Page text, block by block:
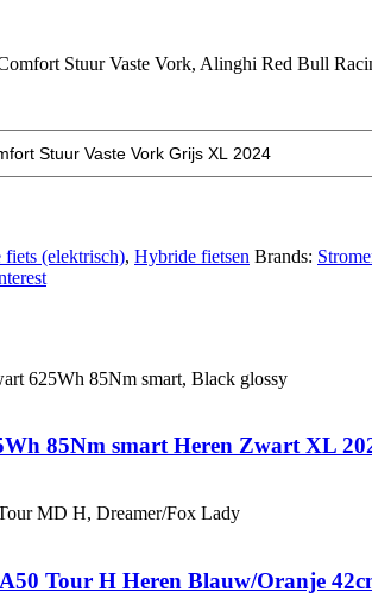
Stuur Vaste Vork, Alinghi Red Bull
(elektrisch), Hybride fietsen Brands:
85Nm smart Heren Zwart XL
Tour H Heren Blauw/Oranje